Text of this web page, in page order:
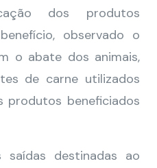
dos produtos
observado o
o abate dos animais,
de carne utilizados
produtos beneficiados
destinadas ao